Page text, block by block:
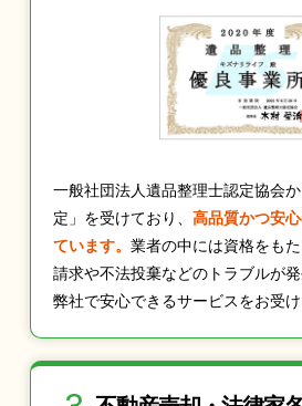
一般社団法人遺品整理士認定協会
定」を受けており、 高品質かつ安
ています。 業者の中には資格をも
請求や不法投棄などのトラブルが
弊社で安心できるサービスをお受け